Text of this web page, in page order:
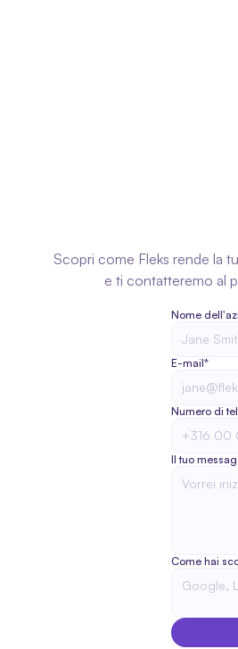
Scopri come Fleks rende la
e ti contatteremo al
Nome
E-mail*
Numero di
Il tuo
Come hai